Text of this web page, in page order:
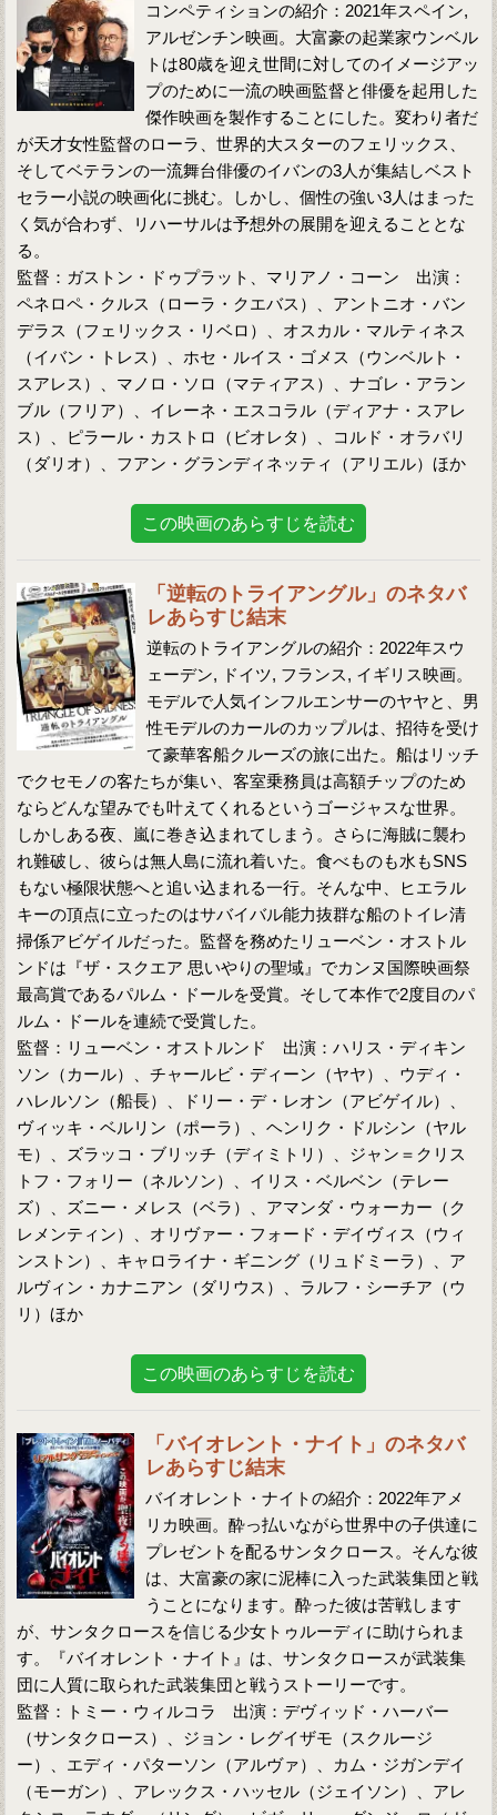
コンペティションの紹介：2021年スペイン,
アルゼンチン映画。大富豪の起業家ウンベル
トは80歳を迎え世間に対してのイメージアッ
プのために一流の映画監督と俳優を起用した
傑作映画を製作することにした。変わり者だ
が天才女性監督のローラ、世界的大スターのフェリックス、
そしてベテランの一流舞台俳優のイバンの3人が集結しベスト
セラー小説の映画化に挑む。しかし、個性の強い3人はまった
く気が合わず、リハーサルは予想外の展開を迎えることとな
る。
監督：ガストン・ドゥプラット、マリアノ・コーン 出演：
ペネロペ・クルス（ローラ・クエバス）、アントニオ・バン
デラス（フェリックス・リベロ）、オスカル・マルティネス
（イバン・トレス）、ホセ・ルイス・ゴメス（ウンベルト・
スアレス）、マノロ・ソロ（マティアス）、ナゴレ・アラン
ブル（フリア）、イレーネ・エスコラル（ディアナ・スアレ
ス）、ピラール・カストロ（ビオレタ）、コルド・オラバリ
（ダリオ）、フアン・グランディネッティ（アリエル）ほか
この映画のあらすじを読む
「逆転のトライアングル」のネタバ
レあらすじ結末
逆転のトライアングルの紹介：2022年スウ
ェーデン, ドイツ, フランス, イギリス映画。
モデルで人気インフルエンサーのヤヤと、男
性モデルのカールのカップルは、招待を受け
て豪華客船クルーズの旅に出た。船はリッチ
でクセモノの客たちが集い、客室乗務員は高額チップのため
ならどんな望みでも叶えてくれるというゴージャスな世界。
しかしある夜、嵐に巻き込まれてしまう。さらに海賊に襲わ
れ難破し、彼らは無人島に流れ着いた。食べものも水もSNS
もない極限状態へと追い込まれる一行。そんな中、ヒエラル
キーの頂点に立ったのはサバイバル能力抜群な船のトイレ清
掃係アビゲイルだった。監督を務めたリューベン・オストル
ンドは『ザ・スクエア 思いやりの聖域』でカンヌ国際映画祭
最高賞であるパルム・ドールを受賞。そして本作で2度目のパ
ルム・ドールを連続で受賞した。
監督：リューベン・オストルンド 出演：ハリス・ディキン
ソン（カール）、チャールビ・ディーン（ヤヤ）、ウディ・
ハレルソン（船長）、ドリー・デ・レオン（アビゲイル）、
ヴィッキ・ベルリン（ポーラ）、ヘンリク・ドルシン（ヤル
モ）、ズラッコ・ブリッチ（ディミトリ）、ジャン＝クリス
トフ・フォリー（ネルソン）、イリス・ベルベン（テレー
ズ）、ズニー・メレス（ベラ）、アマンダ・ウォーカー（ク
レメンティン）、オリヴァー・フォード・デイヴィス（ウィ
ンストン）、キャロライナ・ギニング（リュドミーラ）、ア
ルヴィン・カナニアン（ダリウス）、ラルフ・シーチア（ウ
リ）ほか
この映画のあらすじを読む
「バイオレント・ナイト」のネタバ
レあらすじ結末
バイオレント・ナイトの紹介：2022年アメ
リカ映画。酔っ払いながら世界中の子供達に
プレゼントを配るサンタクロース。そんな彼
は、大富豪の家に泥棒に入った武装集団と戦
うことになります。酔った彼は苦戦します
が、サンタクロースを信じる少女トゥルーディに助けられま
す。『バイオレント・ナイト』は、サンタクロースが武装集
団に人質に取られた武装集団と戦うストーリーです。
監督：トミー・ウィルコラ 出演：デヴィッド・ハーバー
（サンタクロース）、ジョン・レグイザモ（スクルージ
ー）、エディ・パターソン（アルヴァ）、カム・ジガンデイ
（モーガン）、アレックス・ハッセル（ジェイソン）、アレ